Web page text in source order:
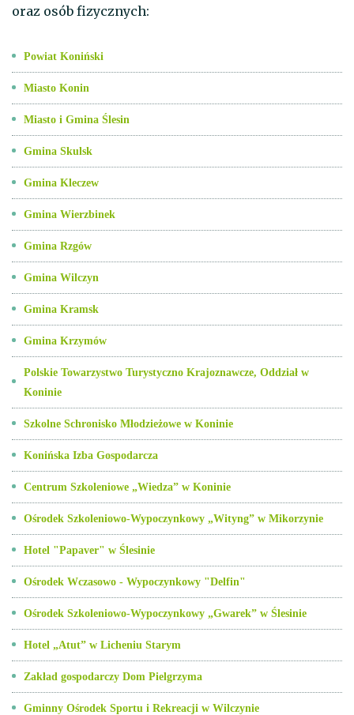
oraz osób fizycznych:
Powiat Koniński
Miasto Konin
Miasto i Gmina Ślesin
Gmina Skulsk
Gmina Kleczew
Gmina Wierzbinek
Gmina Rzgów
Gmina Wilczyn
Gmina Kramsk
Gmina Krzymów
Polskie Towarzystwo Turystyczno Krajoznawcze, Oddział w
Koninie
Szkolne Schronisko Młodzieżowe w Koninie
Konińska Izba Gospodarcza
Centrum Szkoleniowe „Wiedza” w Koninie
Ośrodek Szkoleniowo-Wypoczynkowy „Wityng” w Mikorzynie
Hotel "Papaver" w Ślesinie
Ośrodek Wczasowo - Wypoczynkowy "Delfin"
Ośrodek Szkoleniowo-Wypoczynkowy „Gwarek” w Ślesinie
Hotel „Atut” w Licheniu Starym
Zakład gospodarczy Dom Pielgrzyma
Gminny Ośrodek Sportu i Rekreacji w Wilczynie